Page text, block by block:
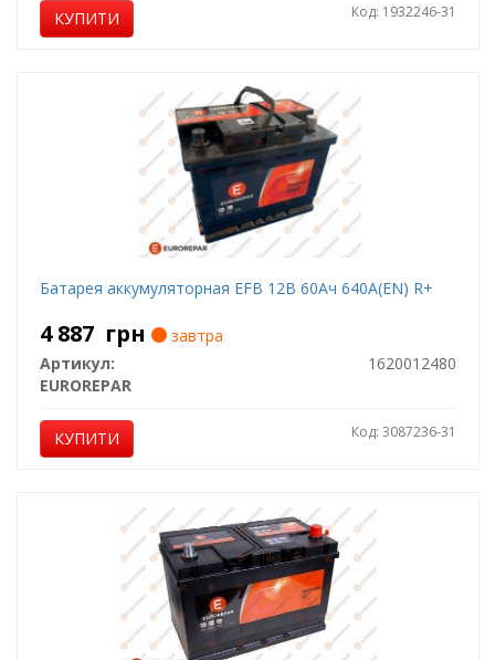
КУПИТИ Код: 1932246-31
Батарея аккумуляторная EFB 12В 60Ач 640А(EN) R+
4 887 грн
завтра
Артикул:
1620012480
EUROREPAR
КУПИТИ Код: 3087236-31